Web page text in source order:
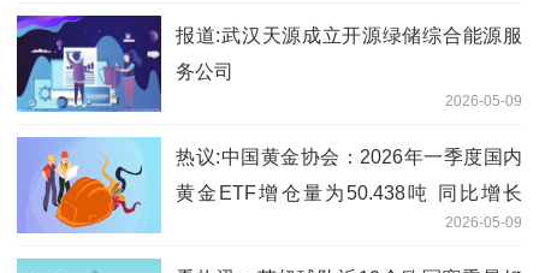
报道:武汉天源成立开源绿储综合能源服
务公司
2026-05-09
热议:中国黄金协会：2026年一季度国内
黄金ETF增仓量为50.438吨 同比增长
2026-05-09